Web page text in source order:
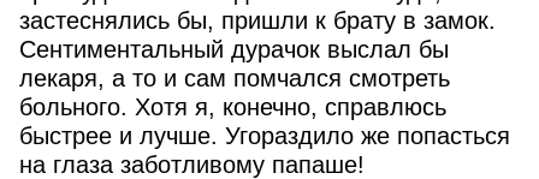
застеснялись бы, пришли к брату в замок.
Сентиментальный дурачок выслал бы
лекаря, а то и сам помчался смотреть
больного. Хотя я, конечно, справлюсь
быстрее и лучше. Угораздило же попасться
на глаза заботливому папаше!